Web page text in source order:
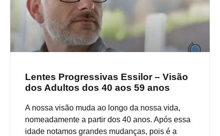
Lentes Progressivas Essilor – Visão
dos Adultos dos 40 aos 59 anos
A nossa visão muda ao longo da nossa vida,
nomeadamente a partir dos 40 anos. Após essa
idade notamos grandes mudanças, pois é a